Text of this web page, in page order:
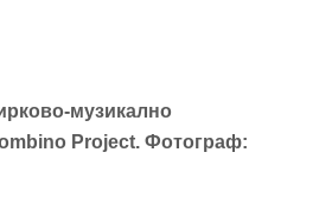
музикално
Project. Фотограф: